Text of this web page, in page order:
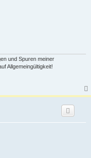
und Spuren meiner
Allgemeingültigkeit!